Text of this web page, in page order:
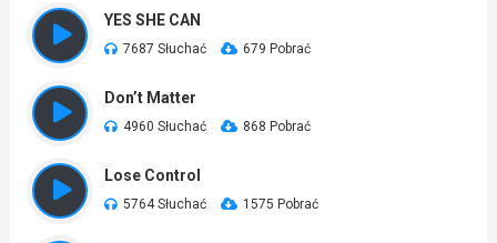
YES SHE CAN
7687 Słuchać 679 Pobrać
Don’t Matter
4960 Słuchać 868 Pobrać
Lose Control
5764 Słuchać 1575 Pobrać